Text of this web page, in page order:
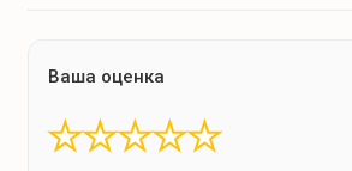
Ваша оценка
★
★
★
★
★